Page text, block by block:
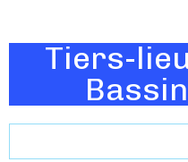
Tiers-